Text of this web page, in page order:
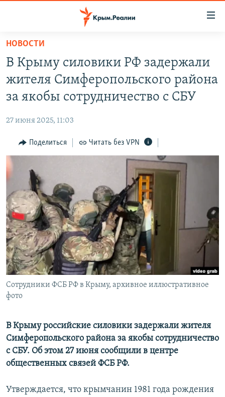
Вернуться
основному
содержанию
главной
Вернутся
поиску
СПЕЦПРОЕКТЫ
11 ЛЕТ ОККУПАЦИИ КРЫМА. 11 ИСТОРИЙ СОПРОТИВЛЕНИЯ
ЕЩЕ
ИНТЕРАКТИВ
ТЕЛЕПРОЕКТ КРЫМ.РЕАЛИИ
СОВЕТЫ ПРАВОЗАЩИТНИКОВ
ПРОПАВШИЕ БЕЗ ВЕСТИ
ПОБЕДИТЕЛЕЙ НЕ СУДЯТ?
КРЫМ.НЕПОКОРЕННЫЙ
ELIFBE
УКРАИНСКАЯ ПРОБЛЕМА КРЫМА
РАДІО СВОБОДА
КАК ОБОЙТИ БЛОКИРОВКУ
Українською
Qırımtatar
ПРИСОЕДИНЯЙТЕСЬ!
НОВОСТИ
В Крыму силовики РФ задержали
жителя Симферопольского района
за якобы сотрудничество с СБУ
27 июня 2025, 11:03
Поделиться Читать без VPN
Сотрудники ФСБ РФ в Крыму, архивное иллюстративное
фото
В Крыму российские силовики задержали жителя
Симферопольского района за якобы сотрудничество
с СБУ. Об этом 27 июня сообщили в центре
общественных связей ФСБ РФ.
Утверждается, что крымчанин 1981 года рождения